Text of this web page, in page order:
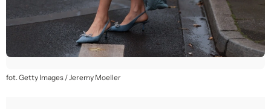
fot. Getty Images / Jeremy Moeller